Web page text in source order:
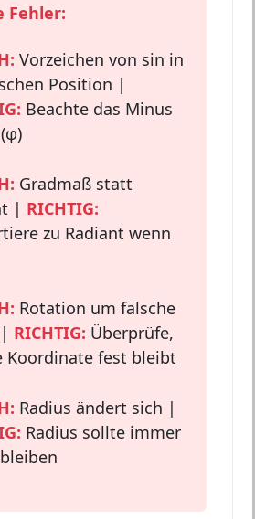
Fehler:
Vorzeichen von sin in
Position |
Beachte das Minus
Gradmaß statt
| RICHTIG:
zu Radiant wenn
Rotation um falsche
RICHTIG: Überprüfe,
Koordinate fest bleibt
Radius ändert sich |
Radius sollte immer